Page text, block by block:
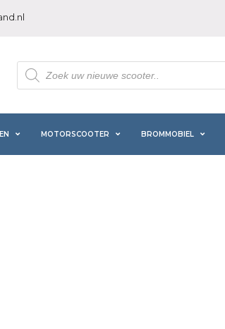
Producten
zoeken
MOTORSCOOTER BROMMOBIEL